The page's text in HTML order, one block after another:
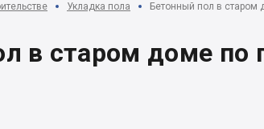
Укладка пола Бетонный пол в старом
в старом доме по